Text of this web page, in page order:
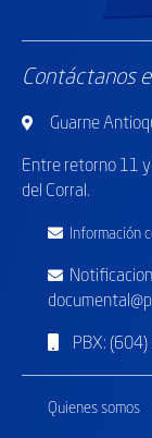
Contáctanos
Guarne
Entre retorno 11
del Corral.
Información
PBX:
Quienes somos